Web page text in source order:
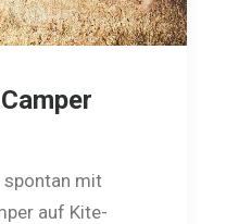
spontan mit
auf Kite-